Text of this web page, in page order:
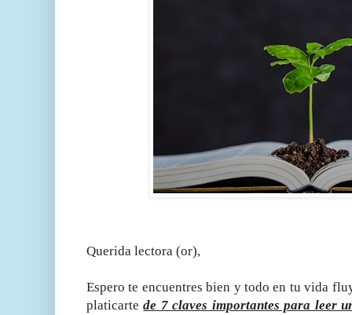
Querida lectora (or),
Espero te encuentres bien y todo en tu vida
platicartede 7 claves importantes para leer